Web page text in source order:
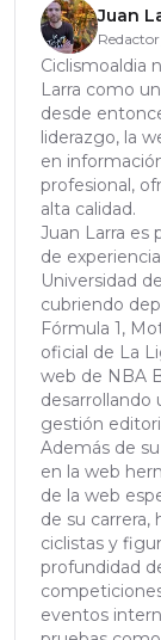
Juan
Ciclismoaldia
Larra como
desde
liderazgo, la
en
profesional,
alta calidad.
Juan Larra es
de
Universidad
cubriendo
Fórmula 1,
oficial de La
web de NBA
desarrollando
gestión
Además de
en la web
de la web
de su carrera,
ciclistas y
profundidad
eventos